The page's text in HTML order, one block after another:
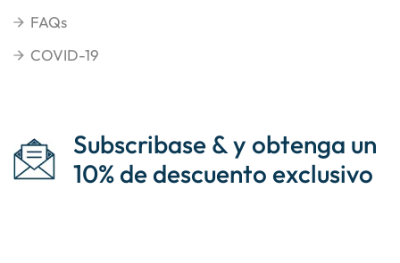
FAQs
COVID-19
Subscribase & y obtenga un
10% de descuento exclusivo